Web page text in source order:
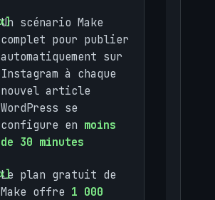
Un scénario Make
complet pour publier
automatiquement sur
Instagram à chaque
nouvel article
WordPress se
configure en moins
de 30 minutes
Le plan gratuit de
Make offre 1 000